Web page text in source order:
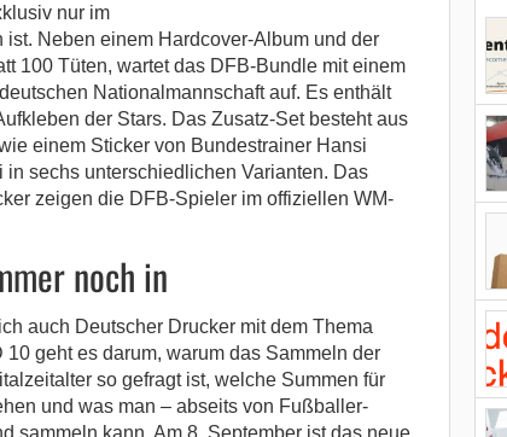
nur im
Neben einem Hardcover-Album und der
100 Tüten, wartet das DFB-Bundle mit einem
Nationalmannschaft auf. Es enthält
der Stars. Das Zusatz-Set besteht aus
einem Sticker von Bundestrainer Hansi
sechs unterschiedlichen Varianten. Das
zeigen die DFB-Spieler im offiziellen WM-
noch in
auch Deutscher Drucker mit dem Thema
10 geht es darum, warum das Sammeln der
so gefragt ist, welche Summen für
und was man – abseits von Fußballer-
sammeln kann. Am 8. September ist das neue